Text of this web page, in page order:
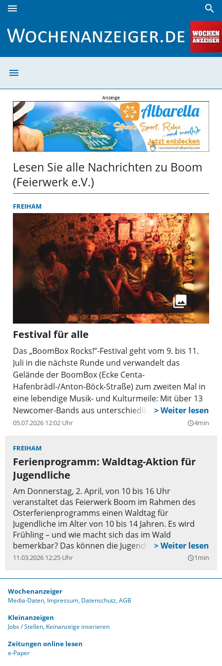
menu search
menu
Lesen Sie alle Nachrichten zu Boom
(Feierwerk e.V.)
FREIHAM
Festival für alle
Das „BoomBox Rocks!”-Festival geht vom 9. bis 11.
Juli in die nächste Runde und verwandelt das
Gelände der BoomBox (Ecke Centa-
Hafenbrädl-/Anton-Böck-Straße) zum zweiten Mal in
eine lebendige Musik- und Kulturmeile: Mit über 13
Newcomer-Bands aus unterschiedlichen Genres,
einem kreativen Rahmenprogramm und einer
größer und vielfältiger. Im BoomBox-Biergarten
können Besucher leckeres Essen und kühle Drinks
genießen oder einfach eine Pause einlegen. Hier
gibt’s nach den Konzerten außerdem Public Viewing
der Fußball-WM-Spiele. Einlass ist täglich um 16 Uhr
(Samstag 15.45 Uhr), der Eintritt ist frei. „Wir freuen
uns riesig, dass wir das BoomBox Rocks! Festival
jetzt schon zum zweiten Mal veranstalten dürfen“,
sagt Julia Irländer, Bereichsleiterin von Feierwerk
Boom.
05.07.2026 12:02 Uhr query_builder4min
FREIHAM
Ferienprogramm: Waldtag-Aktion für
Jugendliche
Am Donnerstag, 2. April, von 10 bis 16 Uhr
veranstaltet das Feierwerk Boom im Rahmen des
Osterferienprogramms einen Waldtag für
Jugendliche im Alter von 10 bis 14 Jahren. Es wird
Frühling – und wie macht sich das im Wald
bemerkbar? Das können die Jugendlichen
gemeinsam entdecken. Sie werden unterwegs sein,
Barfußpfad gehen und auch gemeinsam picknicken.
Dies ist eine Aktion für die Sinne, bewusst einen Tag
im Wald zu erleben, kreativ zu sein und einfach zur
anziehen und eine Brotzeit mitbringen. Bei Regen
fällt die Aktion leider aus. Treffpunkt: Büro/Offener
Jugendtreff (Ute-Strittmatter-Str. 4).
Teilnahmegebühr: 5 Euro, Anmeldung unter
11.03.2026 12:25 Uhr query_builder1min
Wochenanzeiger
Media-Daten Impressum Datenschutz AGB
Kleinanzeigen
Jobs / Stellen Keinanzeige inserieren
Zeitungen online lesen
e-Paper